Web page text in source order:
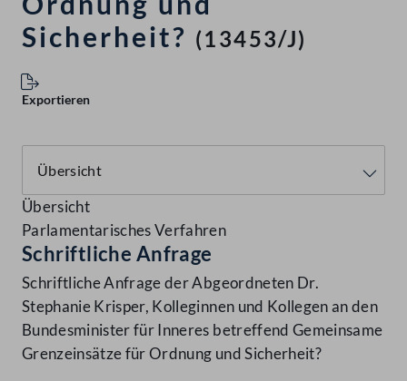
Sicherheit? (13453/J)
Exportieren
Übersicht
Parlamentarisches Verfahren
Schriftliche Anfrage
Schriftliche Anfrage der Abgeordneten Dr.
Stephanie Krisper, Kolleginnen und Kollegen an den
Bundesminister für Inneres betreffend Gemeinsame
Grenzeinsätze für Ordnung und Sicherheit?